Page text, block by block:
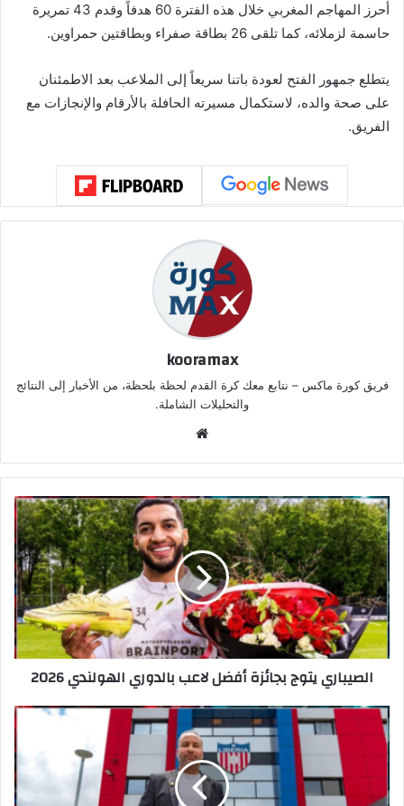
أحرز المهاجم المغربي خلال هذه الفترة 60 هدفاً وقدم 43 تمريرة
حاسمة لزملائه، كما تلقى 26 بطاقة صفراء وبطاقتين حمراوين.
يتطلع جمهور الفتح لعودة باتنا سريعاً إلى الملاعب بعد الاطمئنان
على صحة والده، لاستكمال مسيرته الحافلة بالأرقام والإنجازات مع
الفريق.
kooramax
فريق كورة ماكس – نتابع معك كرة القدم لحظة بلحظة، من الأخبار إلى النتائج
والتحليلات الشاملة.
الوي
ب
الصيباري يتوج بجائزة أفضل لاعب بالدوري الهولندي 2026